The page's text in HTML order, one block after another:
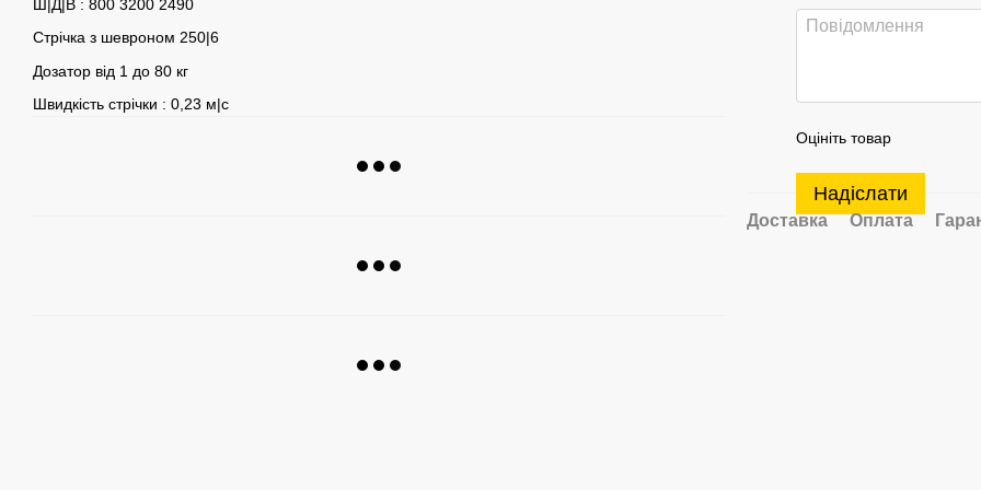
Ш|Д|В : 800 3200 2490
Стрічка з шевроном 250|6
Дозатор від 1 до 80 кг
Швидкість стрічки : 0,23 м|с
Оцініть товар
Надіслати
Доставка Оплата